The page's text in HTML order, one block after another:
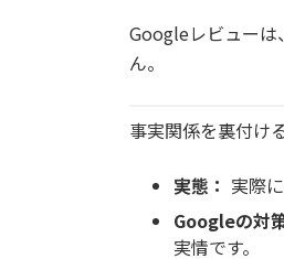
Googleレビューは
ん。
事実関係を裏付け
実態： 実際
Googleの対
実情です。